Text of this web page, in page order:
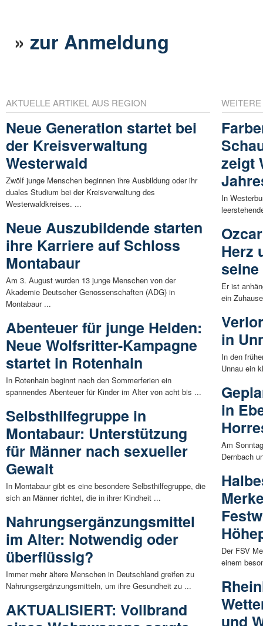
»zur Anmeldung
AKTUELLE ARTIKEL AUS REGION
Neue Generation startet bei
der Kreisverwaltung
Westerwald
Zwölf junge Menschen beginnen ihre Ausbildung oder ihr
duales Studium bei der Kreisverwaltung des
Westerwaldkreises. ...
Neue Auszubildende starten
ihre Karriere auf Schloss
Montabaur
Am 3. August wurden 13 junge Menschen von der
Akademie Deutscher Genossenschaften (ADG) in
Montabaur ...
Abenteuer für junge Helden:
Neue Wolfsritter-Kampagne
startet in Rotenhain
In Rotenhain beginnt nach den Sommerferien ein
spannendes Abenteuer für Kinder im Alter von acht bis ...
Selbsthilfegruppe in
Montabaur: Unterstützung
für Männer nach sexueller
Gewalt
In Montabaur gibt es eine besondere Selbsthilfegruppe, die
sich an Männer richtet, die in ihrer Kindheit ...
Nahrungsergänzungsmittel
im Alter: Notwendig oder
überflüssig?
Immer mehr ältere Menschen in Deutschland greifen zu
Nahrungsergänzungsmitteln, um ihre Gesundheit zu ...
AKTUALISIERT: Vollbrand
zeigt
In
Herz
Er ist
ein
in
In den
Unnau ein
in
Am
Dernbach
Der FSV
einem
und